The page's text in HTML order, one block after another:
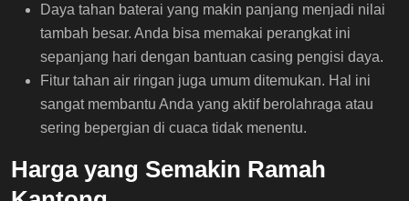
Daya tahan baterai yang makin panjang menjadi nilai
tambah besar. Anda bisa memakai perangkat ini
sepanjang hari dengan bantuan casing pengisi daya.
Fitur tahan air ringan juga umum ditemukan. Hal ini
sangat membantu Anda yang aktif berolahraga atau
sering bepergian di cuaca tidak menentu.
Harga yang Semakin Ramah